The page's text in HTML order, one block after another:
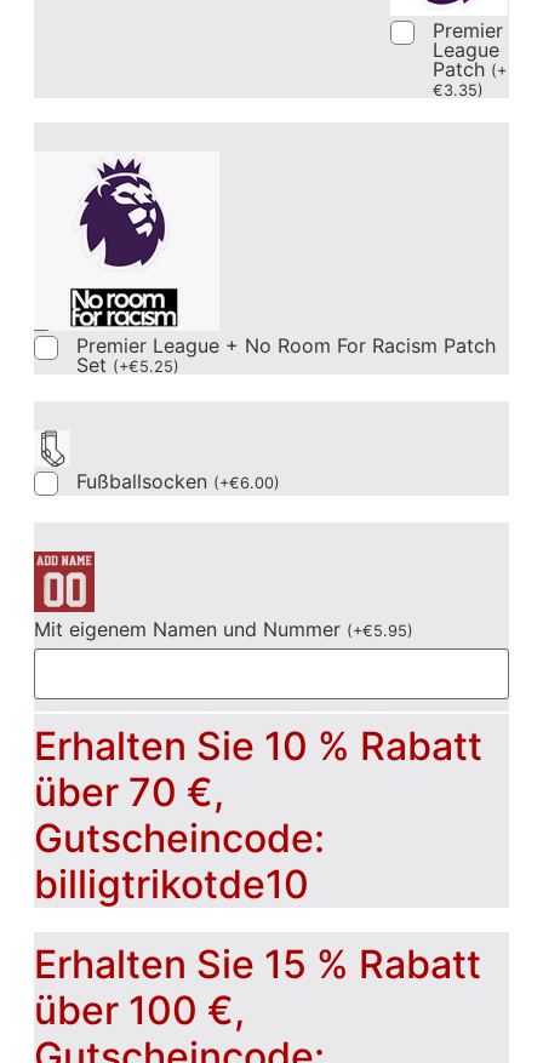
Premier
League
Patch (+
€3.35)
Premier League + No Room For Racism Patch
Set (+€5.25)
Fußballsocken (+€6.00)
Mit eigenem Namen und Nummer (+€5.95)
Erhalten Sie 10 % Rabatt
über 70 €,
Gutscheincode:
billigtrikotde10
Erhalten Sie 15 % Rabatt
über 100 €,